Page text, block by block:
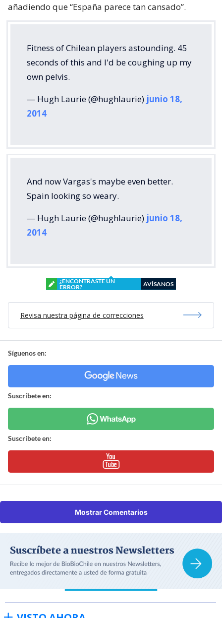
añadiendo que “España parece tan cansado”.
Fitness of Chilean players astounding. 45
seconds of this and I'd be coughing up my
own pelvis.
— Hugh Laurie (@hughlaurie) junio 18,
2014
And now Vargas's maybe even better.
Spain looking so weary.
— Hugh Laurie (@hughlaurie) junio 18,
2014
¿ENCONTRASTE UN
ERROR?
AVÍSANOS
Revisa nuestra página de correcciones
Síguenos en:
Suscríbete en:
Suscríbete en:
Mostrar Comentarios